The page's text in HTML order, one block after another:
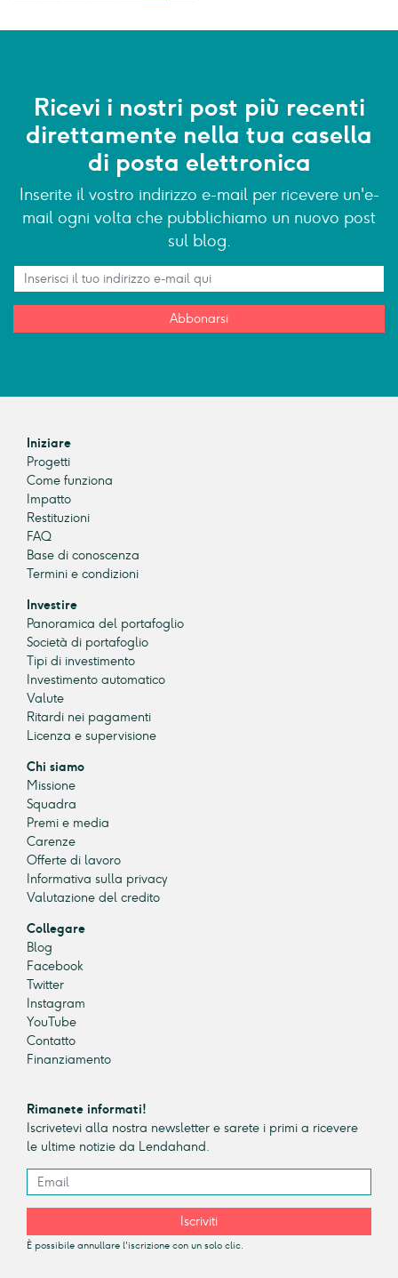
Ricevi i nostri post più recenti
direttamente nella tua casella
di posta elettronica
Inserite il vostro indirizzo e-mail per ricevere un'e-
mail ogni volta che pubblichiamo un nuovo post
sul blog.
Abbonarsi
Iniziare
Progetti
Come funziona
Impatto
Restituzioni
FAQ
Base di conoscenza
Termini e condizioni
Investire
Panoramica del portafoglio
Società di portafoglio
Tipi di investimento
Investimento automatico
Valute
Ritardi nei pagamenti
Licenza e supervisione
Chi siamo
Missione
Squadra
Premi e media
Carenze
Offerte di lavoro
Informativa sulla privacy
Valutazione del credito
Collegare
Blog
Facebook
Twitter
Instagram
YouTube
Contatto
Finanziamento
Rimanete informati!
Iscrivetevi alla nostra newsletter e sarete i primi a ricevere
le ultime notizie da Lendahand.
Iscriviti
È possibile annullare l'iscrizione con un solo clic.